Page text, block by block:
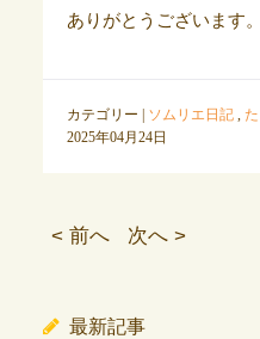
ありがとうございます。
カテゴリー | ソムリエ日記,
2025年04月24日
< 前へ 次へ >
最新記事